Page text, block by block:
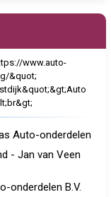
www.auto-
&quot;
Auto-onderdelen
- Jan van Veen
onderdelen B.V.